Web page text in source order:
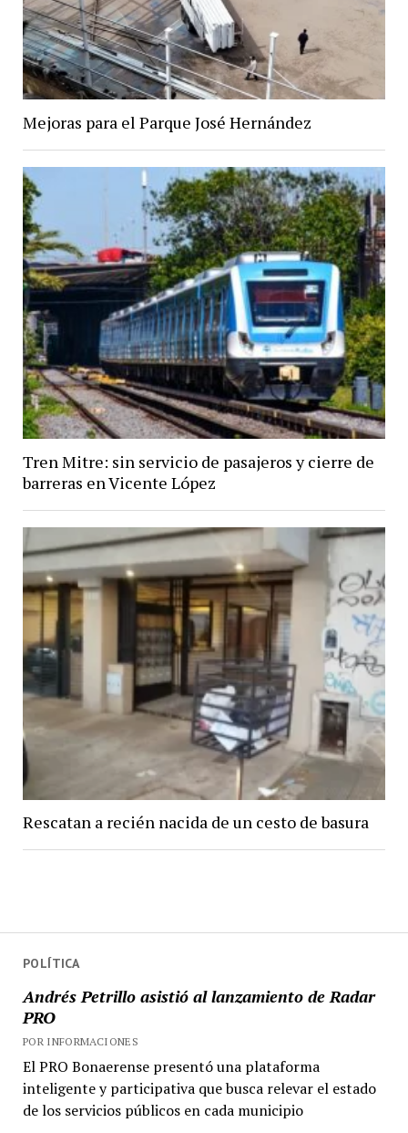
POLÍTICA
Andrés Petrillo asistió al lanzamiento de Radar
PRO
POR INFORMACIONES
El PRO Bonaerense presentó una plataforma
inteligente y participativa que busca relevar el estado
de los servicios públicos en cada municipio
Mejoras para el Parque José Hernández
Tren Mitre: sin servicio de pasajeros y cierre de
barreras en Vicente López
Rescatan a recién nacida de un cesto de basura